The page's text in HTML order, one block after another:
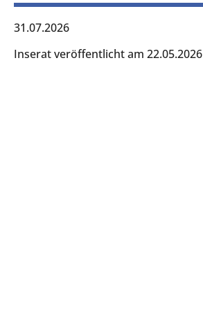
31.07.2026
Inserat veröffentlicht am 22.05.2026